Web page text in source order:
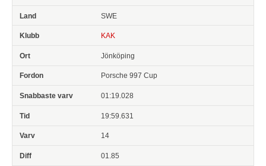
SWE
KAK
Jönköping
Porsche 997 Cup
01:19.028
19:59.631
14
01.85